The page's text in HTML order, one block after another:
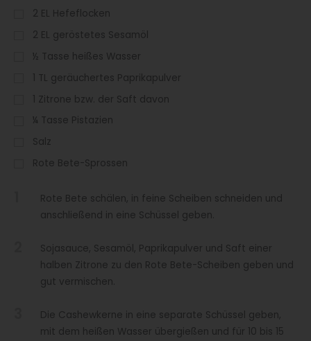
2 EL Hefeflocken
2 EL geröstetes Sesamöl
½ Tasse heißes Wasser
1 TL geräuchertes Paprikapulver
1 Zitrone bzw. der Saft davon
¼ Tasse Pistazien
Salz
Rote Bete-Sprossen
Rote Bete schälen, in feine Scheiben schneiden und
anschließend in eine Schüssel geben.
Sojasauce, Sesamöl, Paprikapulver und Saft einer
halben Zitrone zu den Rote Bete-Scheiben geben und
gut vermischen.
Die Cashewkerne in eine separate Schüssel geben,
mit dem heißen Wasser übergießen und für 10 bis 15